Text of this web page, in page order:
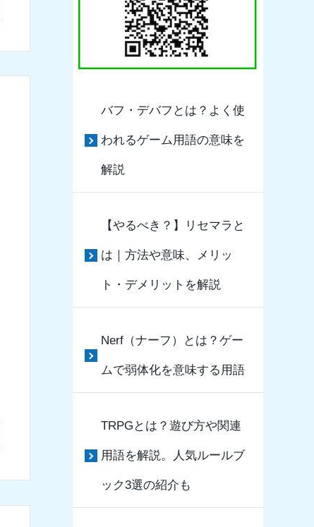
バフ・デバフとは？よく使
われるゲーム用語の意味を
解説
【やるべき？】リセマラと
は｜方法や意味、メリッ
ト・デメリットを解説
Nerf（ナーフ）とは？ゲー
ムで弱体化を意味する用語
TRPGとは？遊び方や関連
用語を解説。人気ルールブ
ック3選の紹介も